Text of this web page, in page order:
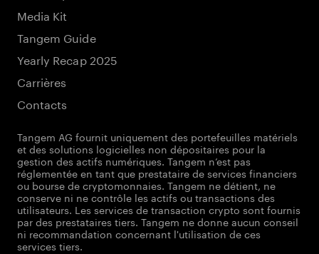
Media Kit
Tangem Guide
Yearly Recap 2025
Carrières
Contacts
Tangem AG fournit uniquement des portefeuilles matériels
et des solutions logicielles non dépositaires pour la
gestion des actifs numériques. Tangem n’est pas
réglementée en tant que prestataire de services financiers
ou bourse de cryptomonnaies. Tangem ne détient, ne
conserve ni ne contrôle les actifs ou transactions des
utilisateurs. Les services de transaction crypto sont fournis
par des prestataires tiers. Tangem ne donne aucun conseil
ni recommandation concernant l'utilisation de ces
services tiers.